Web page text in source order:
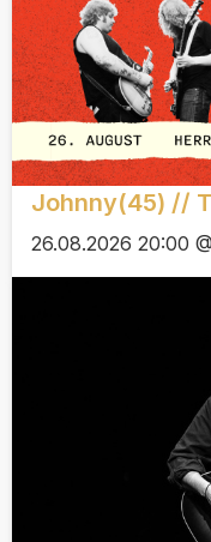
Johnny(45) //
26.08.2026 20:00